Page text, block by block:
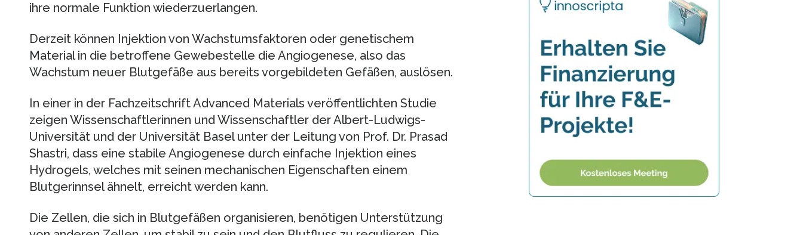
ihre normale Funktion wiederzuerlangen.
Derzeit können Injektion von Wachstumsfaktoren oder genetischem
Material in die betroffene Gewebestelle die Angiogenese, also das
Wachstum neuer Blutgefäße aus bereits vorgebildeten Gefäßen, auslösen.
In einer in der Fachzeitschrift Advanced Materials veröffentlichten Studie
zeigen Wissenschaftlerinnen und Wissenschaftler der Albert-Ludwigs-
Universität und der Universität Basel unter der Leitung von Prof. Dr. Prasad
Shastri, dass eine stabile Angiogenese durch einfache Injektion eines
Hydrogels, welches mit seinen mechanischen Eigenschaften einem
Blutgerinnsel ähnelt, erreicht werden kann.
Die Zellen, die sich in Blutgefäßen organisieren, benötigen Unterstützung